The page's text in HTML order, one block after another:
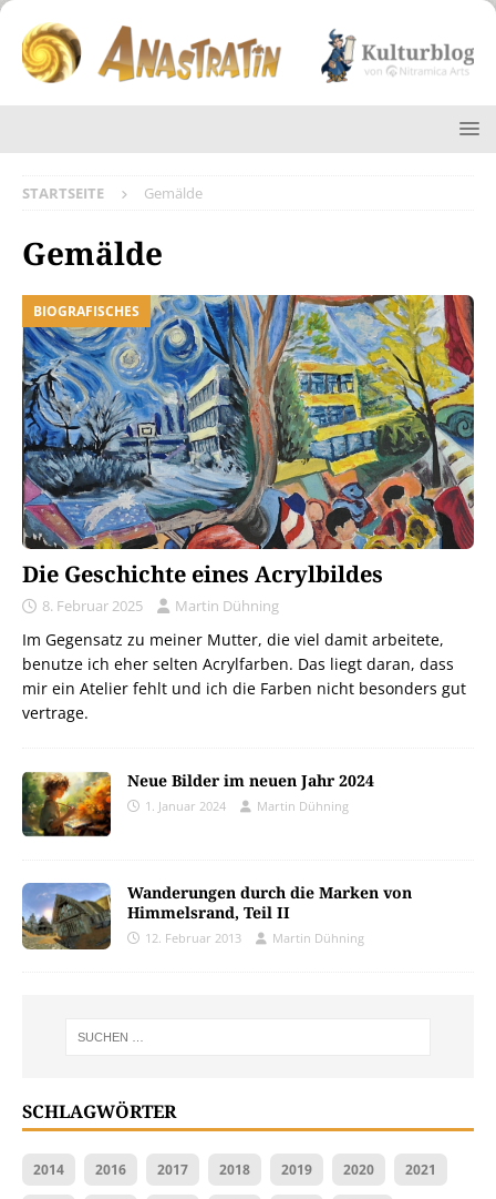
STARTSEITE Gemälde
Gemälde
BIOGRAFISCHES
Die Geschichte eines Acrylbildes
8. Februar 2025 Martin Dühning
Im Gegensatz zu meiner Mutter, die viel damit arbeitete,
benutze ich eher selten Acrylfarben. Das liegt daran, dass
mir ein Atelier fehlt und ich die Farben nicht besonders gut
vertrage.
Neue Bilder im neuen Jahr 2024
1. Januar 2024 Martin Dühning
Wanderungen durch die Marken von
Himmelsrand, Teil II
12. Februar 2013 Martin Dühning
SCHLAGWÖRTER
2014 2016 2017 2018 2019 2020 2021